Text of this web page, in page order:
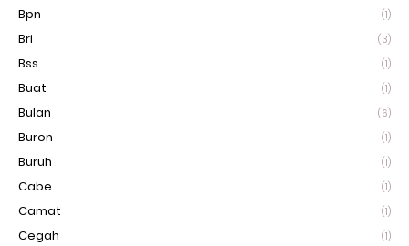
Bpn (1)
Bri (3)
Bss (1)
Buat (1)
Bulan (6)
Buron (1)
Buruh (1)
Cabe (1)
Camat (1)
Cegah (1)